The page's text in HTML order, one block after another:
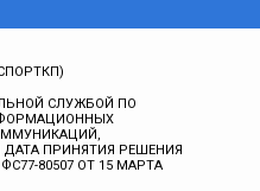
СЛУЖБОЙ ПО
ПРИНЯТИЯ РЕШЕНИЯ
80507 ОТ 15 МАРТА